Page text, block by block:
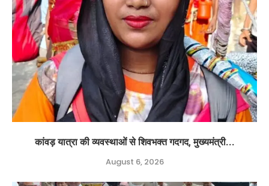
कांवड़ यात्रा की व्यवस्थाओं से शिवभक्त गदगद, मुख्यमंत्री...
August 6, 2026